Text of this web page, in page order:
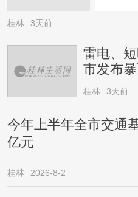
桂林 3天前
雷电、
市发布
桂林 3天前
今年上半年全市交通
亿元
桂林 2026-8-2